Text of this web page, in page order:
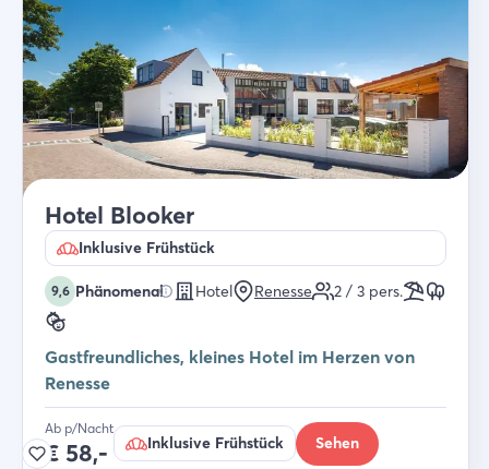
Hotel Blooker
Inklusive Frühstück
9,6 Phänomenal Hotel Renesse 2 / 3 pers.
Gastfreundliches, kleines Hotel im Herzen von
Renesse
Ab p/Nacht
€ 58,- Inklusive Frühstück Sehen